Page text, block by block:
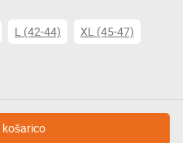
L (42-44) XL (45-47)
košarico